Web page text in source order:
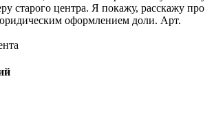
старого центра. Я покажу, расскажу про
оформлением доли. Арт.